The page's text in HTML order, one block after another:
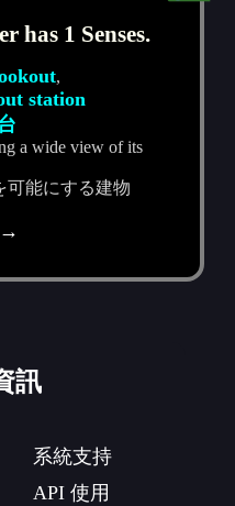
has 1 Senses.
,
station
a wide view of its
可能にする建物
訊
系統支持
API 使用